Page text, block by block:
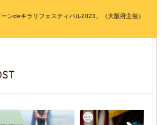
ンdeキラリフェスティバル2023」（大阪府主催）